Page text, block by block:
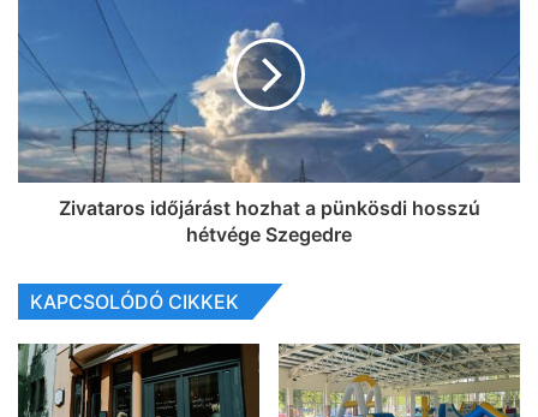
Zivataros időjárást hozhat a pünkösdi hosszú
hétvége Szegedre
KAPCSOLÓDÓ CIKKEK